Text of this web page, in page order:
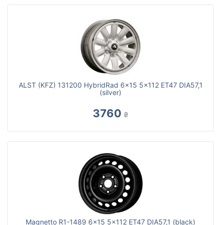
ALST (KFZ) 131200 HybridRad 6x15 5x112 ET47 DIA57,1
(silver)
3760 ₴
Magnetto R1-1489 6x15 5x112 ET47 DIA57,1 (black)